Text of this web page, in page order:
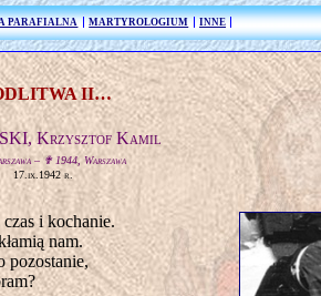
PARAFIALNA MARTYROLOGIUM INNE
II…
Krzysztof Kamil
– ✟ 1944, Warszawa
17.ix.1942 r.
i kochanie.
nam.
pozostanie,